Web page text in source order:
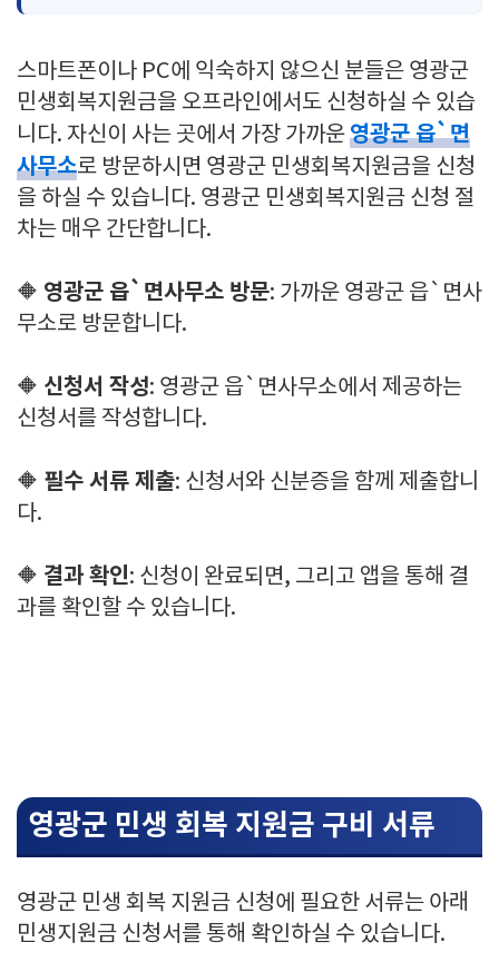
스마트폰이나 PC에 익숙하지 않으신 분들은 영광군
민생회복지원금을 오프라인에서도 신청하실 수 있습
니다. 자신이 사는 곳에서 가장 가까운영광군 읍`면
사무소로 방문하시면 영광군 민생회복지원금을 신청
을 하실 수 있습니다. 영광군 민생회복지원금 신청 절
차는 매우 간단합니다.
🔶 영광군 읍`면사무소 방문: 가까운 영광군 읍`면사
무소로 방문합니다.
🔶 신청서 작성: 영광군 읍`면사무소에서 제공하는
신청서를 작성합니다.
🔶 필수 서류 제출: 신청서와 신분증을 함께 제출합니
다.
🔶 결과 확인: 신청이 완료되면, 그리고 앱을 통해 결
과를 확인할 수 있습니다.
영광군 민생 회복 지원금 구비 서류
영광군 민생 회복 지원금 신청에 필요한 서류는 아래
민생지원금 신청서를 통해 확인하실 수 있습니다.